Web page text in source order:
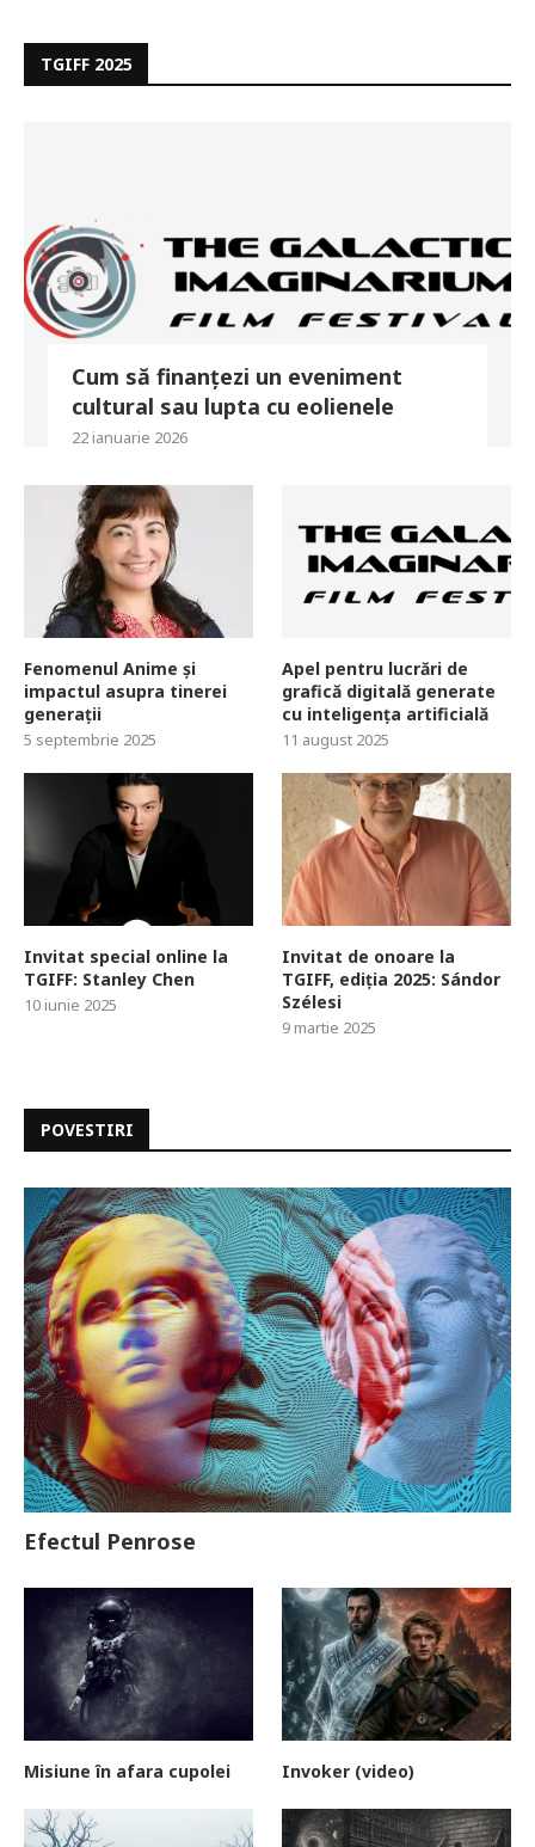
TGIFF 2025
Cum să finanțezi un eveniment
cultural sau lupta cu eolienele
22 ianuarie 2026
Fenomenul Anime și
impactul asupra tinerei
generații
5 septembrie 2025
Apel pentru lucrări de
grafică digitală generate
cu inteligența artificială
11 august 2025
Invitat special online la
TGIFF: Stanley Chen
10 iunie 2025
Invitat de onoare la
TGIFF, ediția 2025: Sándor
Szélesi
9 martie 2025
POVESTIRI
Efectul Penrose
Misiune în afara cupolei Invoker (video)